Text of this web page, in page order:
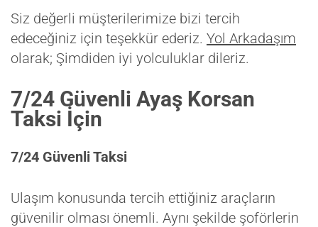
Siz değerli müşterilerimize bizi tercih
edeceğiniz için teşekkür ederiz. Yol Arkadaşım
olarak; Şimdiden iyi yolculuklar dileriz.
7/24 Güvenli Ayaş Korsan
Taksi İçin
7/24 Güvenli Taksi
Ulaşım konusunda tercih ettiğiniz araçların
güvenilir olması önemli. Aynı şekilde şoförlerin